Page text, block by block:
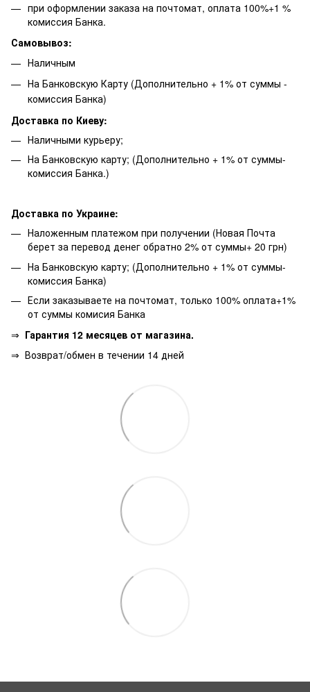
при оформлении заказа на почтомат, оплата 100%+1 %
комиссия Банка.
Самовывоз:
Наличным
На Банковскую Карту (Дополнительно + 1% от суммы -
комиссия Банка)
Доставка по Киеву:
Наличными курьеру;
На Банковскую карту; (Дополнительно + 1% от суммы-
комиссия Банка.)
Доставка по Украине:
Наложенным платежом при получении (Новая Почта
берет за перевод денег обратно 2% от суммы+ 20 грн)
На Банковскую карту; (Дополнительно + 1% от суммы-
комиссия Банка)
Если заказываете на почтомат, только 100% оплата+1%
от суммы комисия Банка
⇒ Гарантия 12 месяцев от магазина.
⇒ Возврат/обмен в течении 14 дней